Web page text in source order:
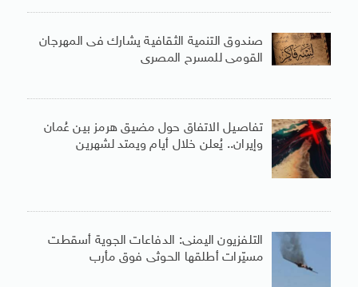
صندوق التنمية الثقافية يشارك فى المهرجان
القومى للمسرح المصرى
تفاصيل الاتفاق حول مضيق هرمز بين عُمان
وإيران.. يُعلن خلال أيام ويمتد لشهرين
التلفزيون اليمنى: الدفاعات الجوية أسقطت
مسيّرات أطلقها الحوثى فوق مأرب